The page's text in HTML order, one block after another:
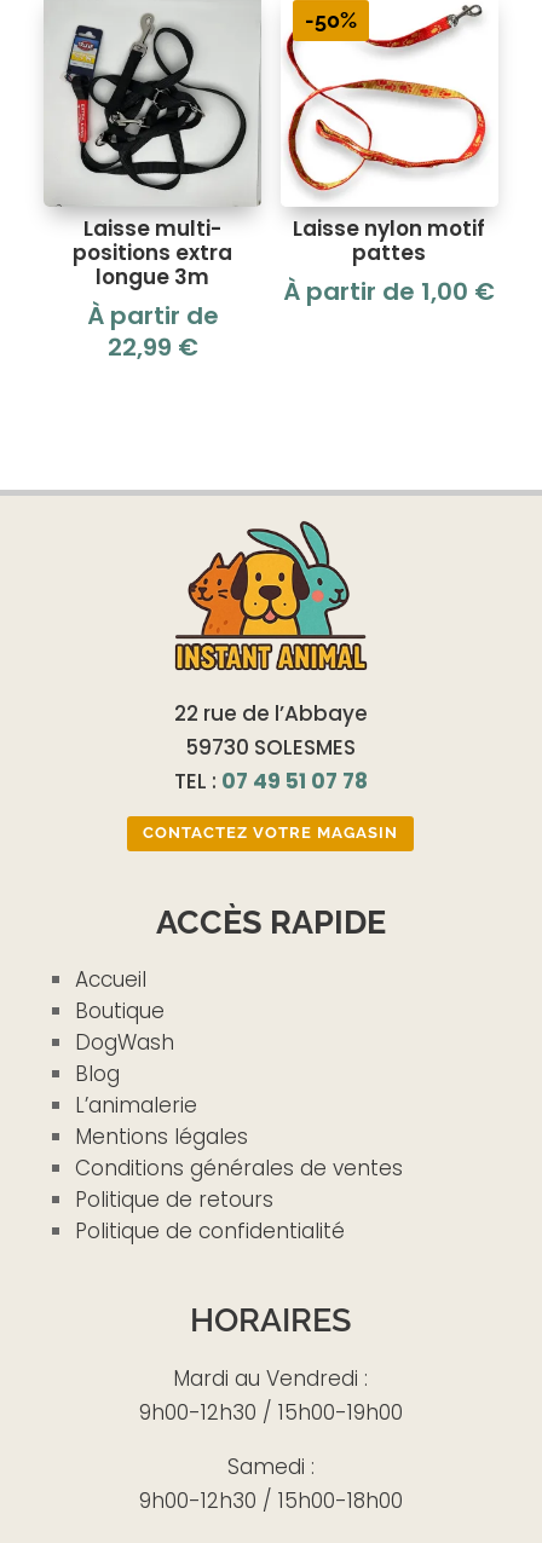
Laisse multi-
positions extra
longue 3m
À partir de
22,99 €
-50%
Laisse nylon motif
pattes
À partir de 1,00 €
22 rue de l’Abbaye
59730 SOLESMES
TEL : 07 49 51 07 78
CONTACTEZ VOTRE MAGASIN
ACCÈS RAPIDE
Accueil
Boutique
DogWash
Blog
L’animalerie
Mentions légales
Conditions générales de ventes
Politique de retours
Politique de confidentialité
HORAIRES
Mardi au Vendredi :
9h00-12h30 / 15h00-19h00
Samedi :
9h00-12h30 / 15h00-18h00